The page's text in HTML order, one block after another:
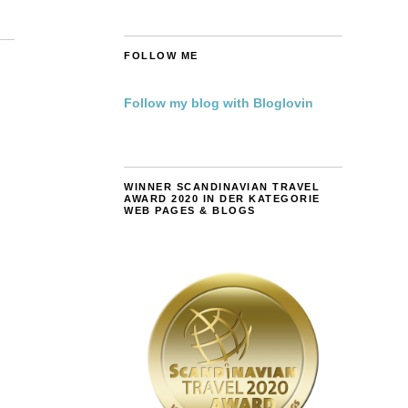
FOLLOW ME
Follow my blog with Bloglovin
WINNER SCANDINAVIAN TRAVEL
AWARD 2020 IN DER KATEGORIE
WEB PAGES & BLOGS